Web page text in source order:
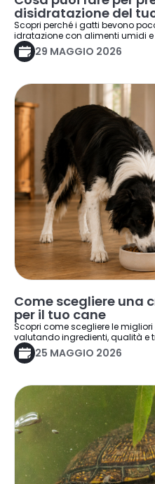
disidratazione del
Scopri perché i gatti bevono
idratazione con alimenti umidi e
29 MAGGIO 2026
Come scegliere una
per il tuo cane
Scopri come scegliere le
valutando ingredienti, qualità e
25 MAGGIO 2026